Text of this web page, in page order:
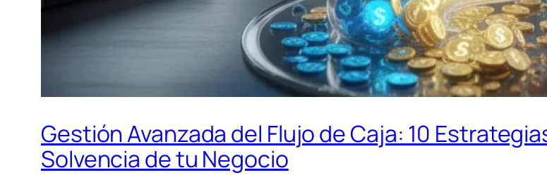
Gestión Avanzada del Flujo de Caja: 10
Solvencia de tu Negocio